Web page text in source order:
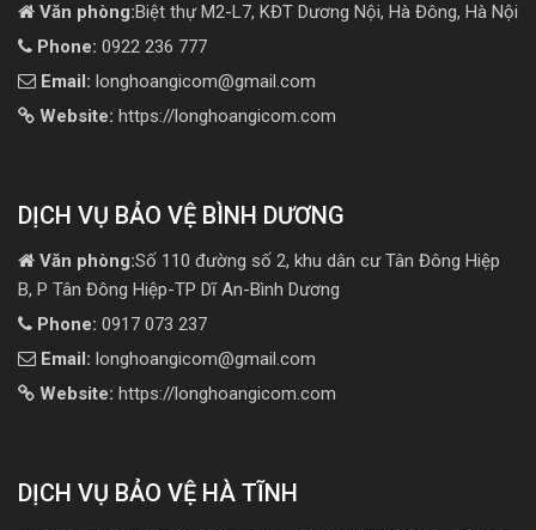
Văn phòng:Biệt thự M2-L7, KĐT Dương Nội, Hà Đông, Hà Nội
Phone: 0922 236 777
Email: longhoangicom@gmail.com
Website: https://longhoangicom.com
DỊCH VỤ BẢO VỆ BÌNH DƯƠNG
Văn phòng:Số 110 đường số 2, khu dân cư Tân Đông Hiệp
B, P Tân Đông Hiệp-TP Dĩ An-Bình Dương
Phone: 0917 073 237
Email: longhoangicom@gmail.com
Website: https://longhoangicom.com
DỊCH VỤ BẢO VỆ HÀ TĨNH